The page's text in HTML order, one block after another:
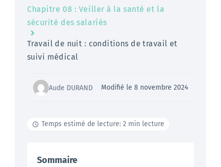
Chapitre 08 : Veiller à la santé et la
sécurité des salariés
Travail de nuit : conditions de travail et
suivi médical
Aude DURAND Modifié le 8 novembre 2024
Temps estimé de lecture: 2 min lecture
Sommaire